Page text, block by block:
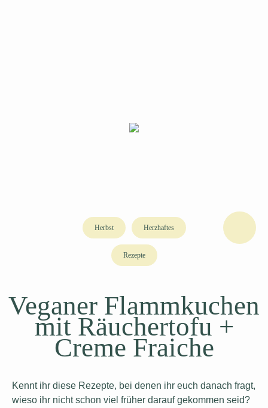
Herbst Herzhaftes
Rezepte
Veganer Flammkuchen
mit Räuchertofu +
Creme Fraiche
Kennt ihr diese Rezepte, bei denen ihr euch danach fragt,
wieso ihr nicht schon viel früher darauf gekommen seid?